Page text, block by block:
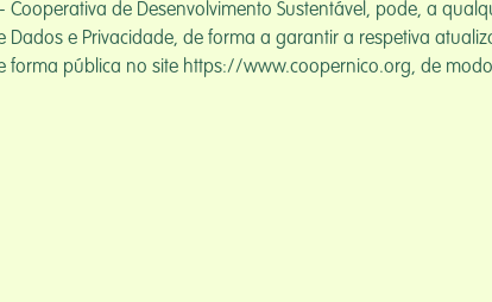
Cooperativa de Desenvolvimento Sustentável, pode, a
Dados e Privacidade, de forma a garantir a respetiva
forma pública no site https://www.coopernico.org, de